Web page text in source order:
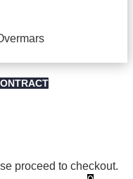
proceed to checkout.